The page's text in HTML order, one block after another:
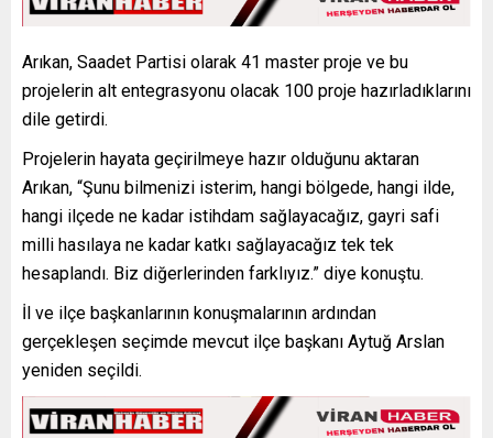
Arıkan, Saadet Partisi olarak 41 master proje ve bu
projelerin alt entegrasyonu olacak 100 proje hazırladıklarını
dile getirdi.
Projelerin hayata geçirilmeye hazır olduğunu aktaran
Arıkan, “Şunu bilmenizi isterim, hangi bölgede, hangi ilde,
hangi ilçede ne kadar istihdam sağlayacağız, gayri safi
milli hasılaya ne kadar katkı sağlayacağız tek tek
hesaplandı. Biz diğerlerinden farklıyız.” diye konuştu.
İl ve ilçe başkanlarının konuşmalarının ardından
gerçekleşen seçimde mevcut ilçe başkanı Aytuğ Arslan
yeniden seçildi.